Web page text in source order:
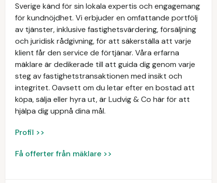
Sverige känd för sin lokala expertis och engagemang
för kundnöjdhet. Vi erbjuder en omfattande portfölj
av tjänster, inklusive fastighetsvärdering, försäljning
och juridisk rådgivning, för att säkerställa att varje
klient får den service de förtjänar. Våra erfarna
mäklare är dedikerade till att guida dig genom varje
steg av fastighetstransaktionen med insikt och
integritet. Oavsett om du letar efter en bostad att
köpa, sälja eller hyra ut, är Ludvig & Co här för att
hjälpa dig uppnå dina mål.
Profil >>
Få offerter från mäklare >>